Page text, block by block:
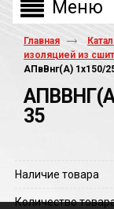
Главная
изоляцией из
АПвВнг(A) 1х150/
35
Наличие товара
Количество